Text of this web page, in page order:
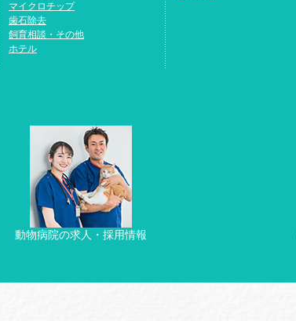
マイクロチップ
歯石除去
飼育相談・その他
ホテル
動物病院の求人・採用情報